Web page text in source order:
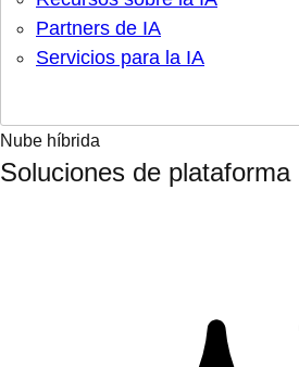
Partners de IA
Servicios para la IA
Nube híbrida
Soluciones de plataforma